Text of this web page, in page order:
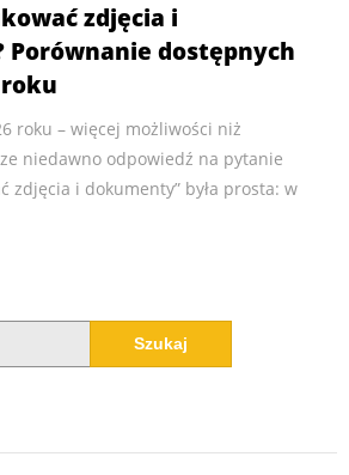
zdjęcia i
dostępnych
roku – więcej możliwości niż
niedawno odpowiedź na pytanie
zdjęcia i dokumenty” była prosta: w